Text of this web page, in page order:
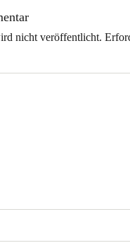
nicht veröffentlicht.